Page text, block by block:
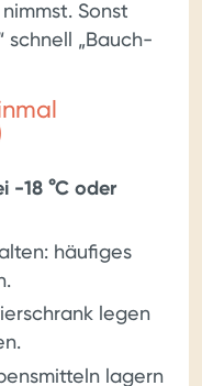
Sonst
schnell „Bauch-
-18 °C oder
häufiges
legen
lagern